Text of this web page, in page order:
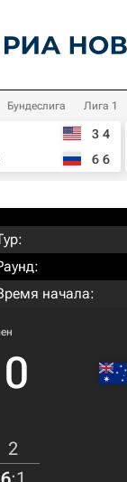
Бундеслига Лига 1
3 4
6 6
начала:
0
2